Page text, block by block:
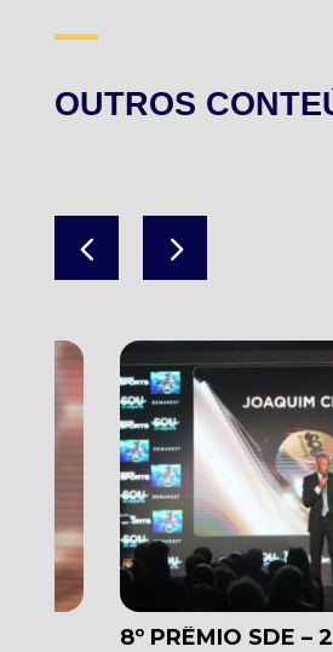
OUTROS
8º PRÊMIO SDE – 2023